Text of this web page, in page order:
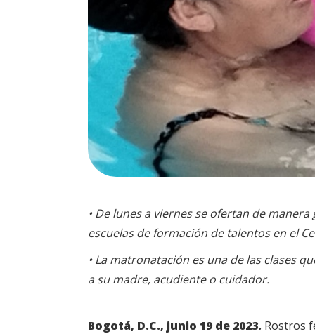
• De lunes a viernes se ofertan de
escuelas de formación de talentos en el
• La matronatación es una de las clases
a su madre, acudiente o cuidador.
Bogotá, D.C., junio 19 de 2023. Rostros